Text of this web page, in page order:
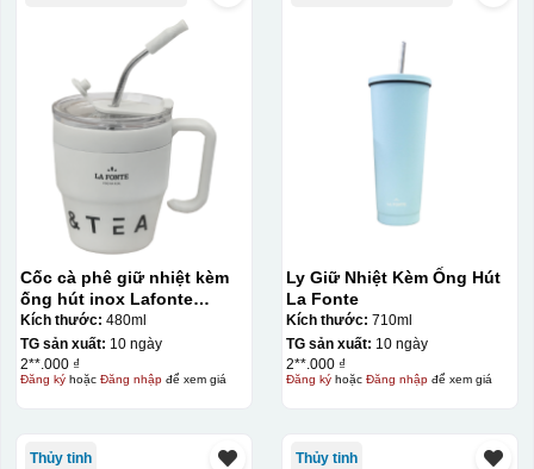
Cốc cà phê giữ nhiệt kèm
ống hút inox Lafonte
480ML – 012782
Kích thước: 480ml
TG sản xuất: 10 ngày
2**.000 ₫
Đăng kýhoặc Đăng nhậpđể xem giá
Ly Giữ Nhiệt Kèm Ống Hút
La Fonte
Kích thước: 710ml
TG sản xuất: 10 ngày
2**.000 ₫
Đăng kýhoặc Đăng nhậpđể xem giá
Thủy tinh Thủy tinh